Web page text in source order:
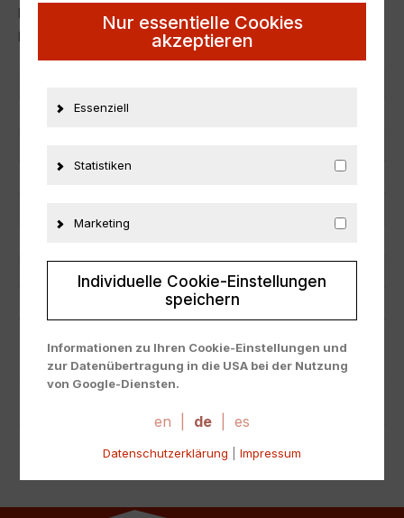
Neu in Originalverpackung.
NEW with box.
Metall
Chevrolet
ZUSÄTZLICHE INFORMATIONEN
Nur essentielle Cookies
akzeptieren
Essenziell
Statistiken
Marketing
Individuelle Cookie-Einstellungen
speichern
Informationen zu Ihren Cookie-Einstellungen und
zur Datenübertragung in die USA bei der Nutzung
von Google-Diensten.
Cookies sind absolut notwendig, um unsere Website
werden nur gesetzt, wenn Sie ihrer Verwendung
Über die Auswahl bestimmter Cookies in den
en de es
Datenschutzerklärung Impressum